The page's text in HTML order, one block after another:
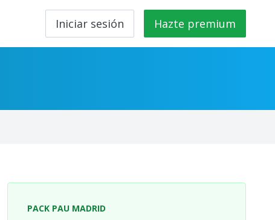
Iniciar sesión Hazte premium
PACK PAU MADRID